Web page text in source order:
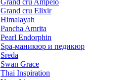
Grand cru Ampelo
Grand сru Elixir
Himalayah
Pancha Amrita
Pearl Endorphin
Spa-маникюр и педикюр
Sreda
Swan Grace
Thai Inspiration